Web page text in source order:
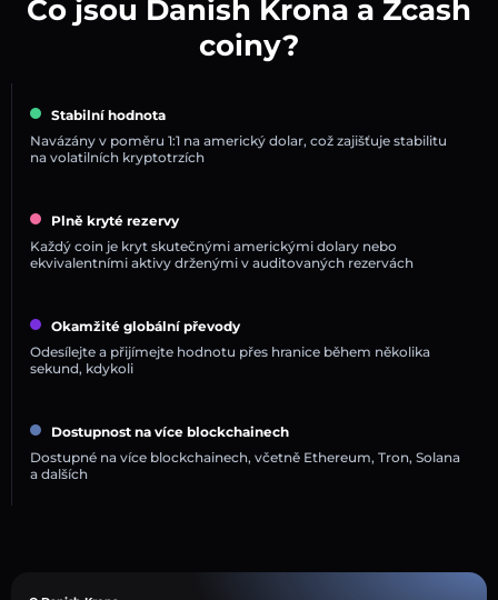
Co jsou Danish Krona a Zcash
coiny?
Stabilní hodnota
Navázány v poměru 1:1 na americký dolar, což zajišťuje stabilitu
na volatilních kryptotrzích
Plně kryté rezervy
Každý coin je kryt skutečnými americkými dolary nebo
ekvivalentními aktivy drženými v auditovaných rezervách
Okamžité globální převody
Odesílejte a přijímejte hodnotu přes hranice během několika
sekund, kdykoli
Dostupnost na více blockchainech
Dostupné na více blockchainech, včetně Ethereum, Tron, Solana
a dalších